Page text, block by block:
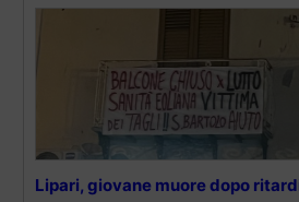
Lipari, giovane muore dopo